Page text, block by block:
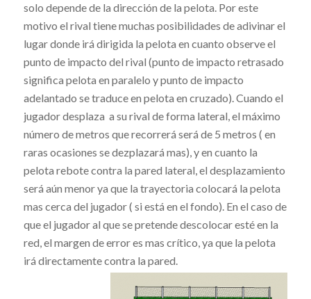
solo depende de la dirección de la pelota. Por este
motivo el rival tiene muchas posibilidades de adivinar el
lugar donde irá dirigida la pelota en cuanto observe el
punto de impacto del rival (punto de impacto retrasado
significa pelota en paralelo y punto de impacto
adelantado se traduce en pelota en cruzado). Cuando el
jugador desplaza a su rival de forma lateral, el máximo
número de metros que recorrerá será de 5 metros ( en
raras ocasiones se dezplazará mas), y en cuanto la
pelota rebote contra la pared lateral, el desplazamiento
será aún menor ya que la trayectoria colocará la pelota
mas cerca del jugador ( si está en el fondo). En el caso de
que el jugador al que se pretende descolocar esté en la
red, el margen de error es mas crítico, ya que la pelota
irá directamente contra la pared.